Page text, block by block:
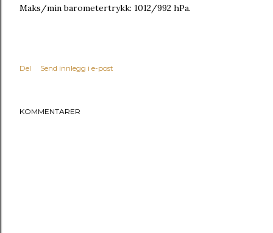
Maks/min barometertrykk: 1012/992 hPa.
Del Send innlegg i e-post
KOMMENTARER